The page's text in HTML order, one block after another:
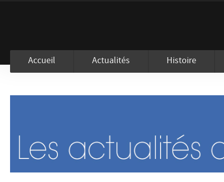
Accueil Actualités Histoire